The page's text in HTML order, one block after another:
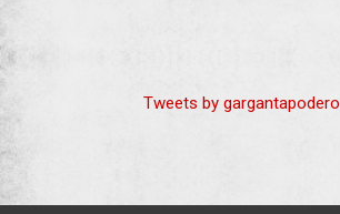
Tweets by gargantapodero